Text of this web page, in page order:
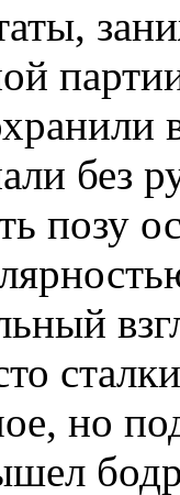
без
позу
но